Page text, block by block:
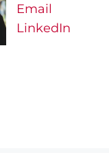
Email
LinkedIn